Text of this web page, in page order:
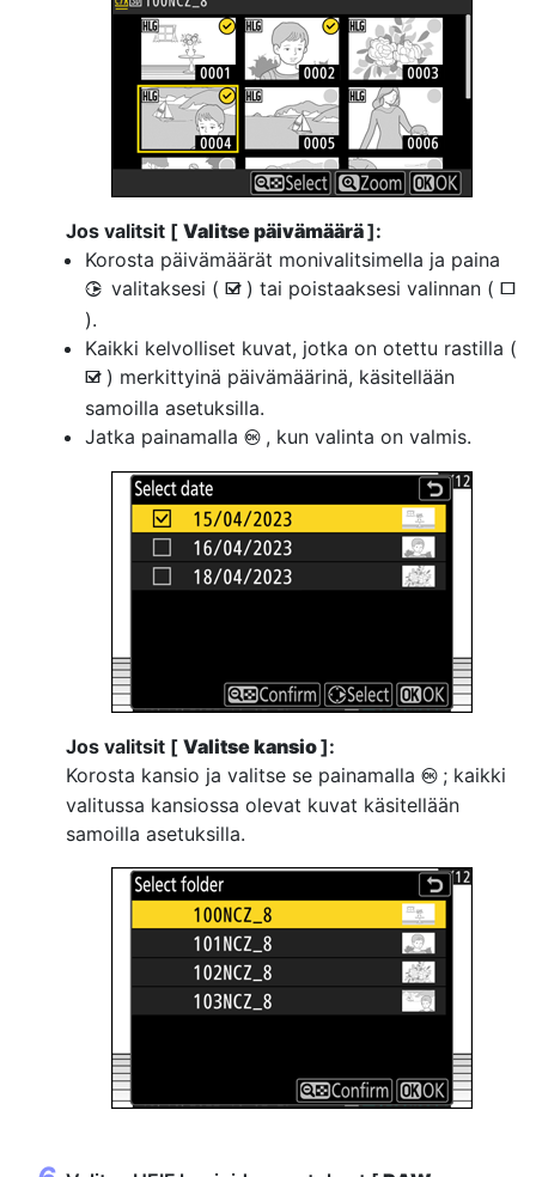
Jos valitsit [ Valitse päivämäärä]:
Korosta päivämäärät monivalitsimella ja paina
2 valitaksesi ( M ) tai poistaaksesi valinnan ( U
).
Kaikki kelvolliset kuvat, jotka on otettu rastilla (
M ) merkittyinä päivämäärinä, käsitellään
samoilla asetuksilla.
Jatka painamalla J , kun valinta on valmis.
Jos valitsit [ Valitse kansio]:
Korosta kansio ja valitse se painamalla J ; kaikki
valitussa kansiossa olevat kuvat käsitellään
samoilla asetuksilla.